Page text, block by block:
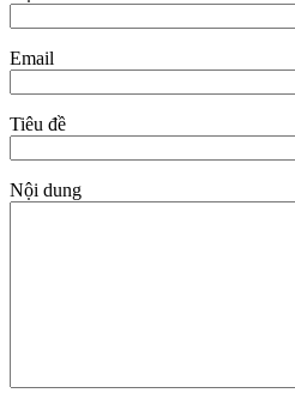
Email
Tiêu đề
Nội dung